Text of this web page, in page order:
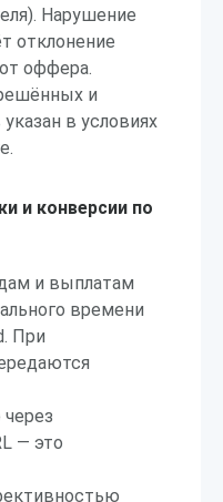
Нарушение
отклонение
оффера.
и
в условиях
и конверсии по
и выплатам
времени
При
— это